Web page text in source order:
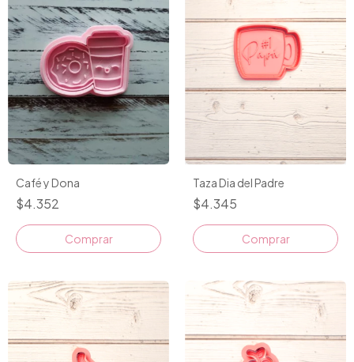
Café y Dona
$4.352
Comprar
Taza Dia del Padre
$4.345
Comprar